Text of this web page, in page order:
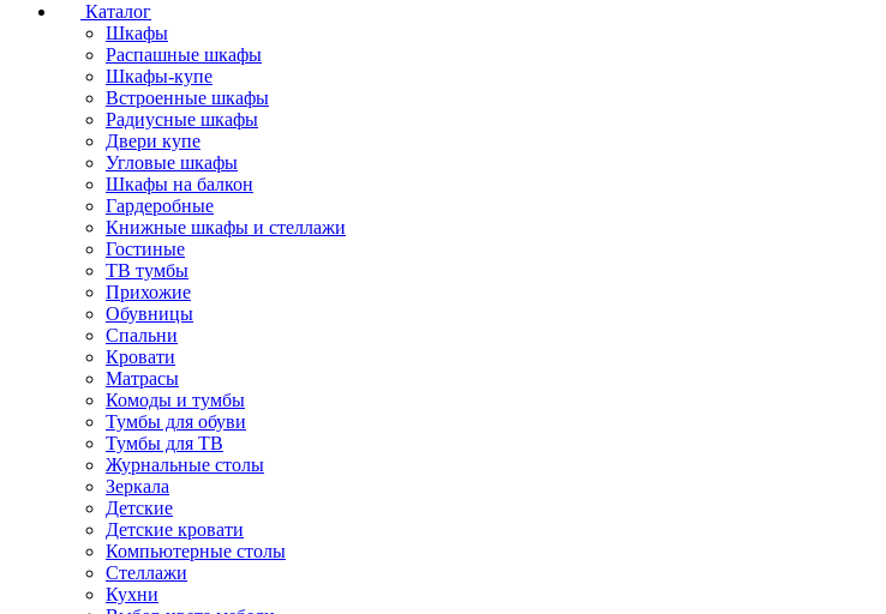
Каталог
Шкафы
Распашные шкафы
Шкафы-купе
Встроенные шкафы
Радиусные шкафы
Двери купе
Угловые шкафы
Шкафы на балкон
Гардеробные
Книжные шкафы и стеллажи
Гостиные
ТВ тумбы
Прихожие
Обувницы
Спальни
Кровати
Матрасы
Комоды и тумбы
Тумбы для обуви
Тумбы для ТВ
Журнальные столы
Зеркала
Детские
Детские кровати
Компьютерные столы
Стеллажи
Кухни